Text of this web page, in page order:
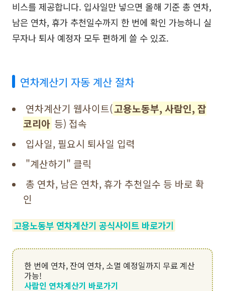
비스를 제공합니다. 입사일만 넣으면 올해 기준 총 연차,
남은 연차, 휴가 추천일수까지 한 번에 확인 가능하니 실
무자나 퇴사 예정자 모두 편하게 쓸 수 있죠.
연차계산기 자동 계산 절차
연차계산기 웹사이트(고용노동부, 사람인, 잡
코리아 등) 접속
입사일, 필요시 퇴사일 입력
"계산하기" 클릭
총 연차, 남은 연차, 휴가 추천일수 등 바로 확
인
고용노동부 연차계산기 공식사이트 바로가기
한 번에 연차, 잔여 연차, 소멸 예정일까지 무료 계산
가능!
사람인 연차계산기 바로가기